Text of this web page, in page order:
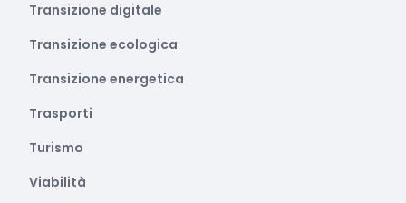
Transizione digitale
Transizione ecologica
Transizione energetica
Trasporti
Turismo
Viabilità